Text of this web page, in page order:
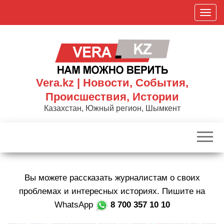
П
о
к
р
Vera.kz | Новости, События,
Происшествия, Истории
Казахстан, Южный регион, Шымкент
Вы можете рассказать журналистам о своих
проблемах и интересных историях. Пишите на
WhatsApp
8 700 357 10 10